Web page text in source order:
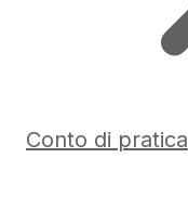
Conto di pratica